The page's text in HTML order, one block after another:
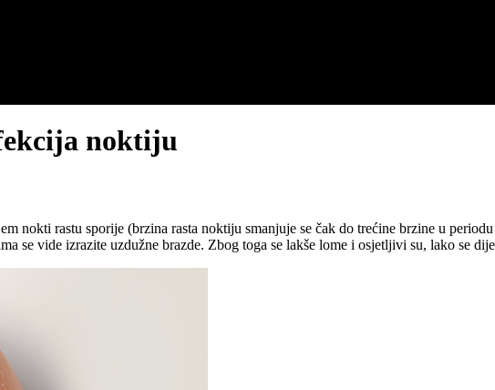
noktiju
nokti rastu sporije (brzina rasta noktiju smanjuje se čak do trećine brzine u
se vide izrazite uzdužne brazde. Zbog toga se lakše lome i osjetljivi su, lako se